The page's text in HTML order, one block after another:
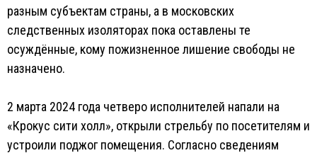
разным субъектам страны, а в московских
следственных изоляторах пока оставлены те
осуждённые, кому пожизненное лишение свободы не
назначено.
2 марта 2024 года четверо исполнителей напали на
«Крокус сити холл», открыли стрельбу по посетителям и
устроили поджог помещения. Согласно сведениям